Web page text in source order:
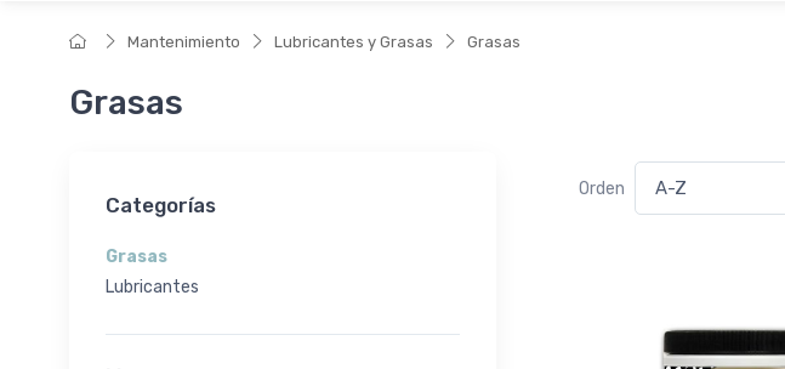
Mantenimiento Lubricantes y Grasas Grasas
Grasas
Categorías
Grasas
Lubricantes
Orden